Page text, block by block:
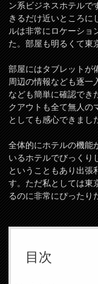
ン系ビジネスホテルで
きるだけ近いところに
ルは非常にロケーショ
た。部屋も明るくて東
部屋にはタブレットが
周辺の情報なども逐一
なども簡単に確認でき
クアウトも全て無人の
としても感心できまし
全体的にホテルの機能
いるホテルでびっくり
ということもあり出張
す。ただ私としては東
るのに非常にぴったり
目次